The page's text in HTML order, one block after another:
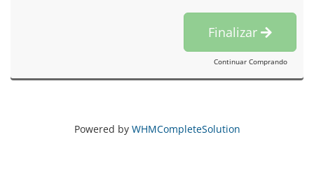
Finalizar
Continuar Comprando
Powered by WHMCompleteSolution